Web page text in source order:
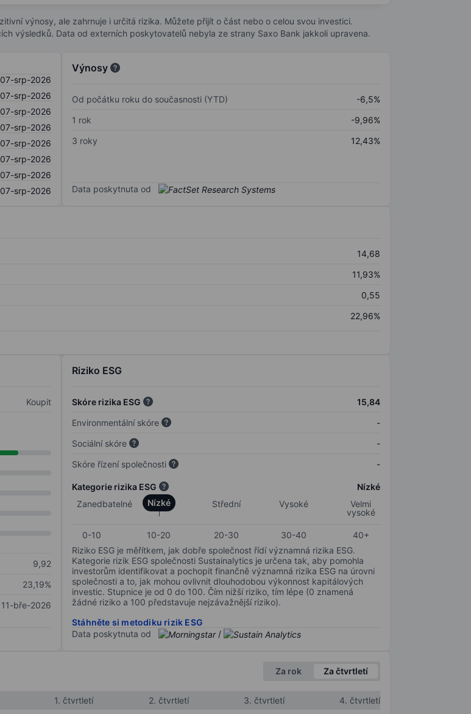
výnosy, ale zahrnuje i určitá rizika. Můžete přijít o část nebo o celou svou investici.
výsledků. Data od externích poskytovatelů nebyla ze strany Saxo Bank jakkoli upravena.
07-srp-2026
07-srp-2026
07-srp-2026
07-srp-2026
07-srp-2026
07-srp-2026
07-srp-2026
07-srp-2026
Výnosy
Od počátku roku do současnosti (YTD)
-6,5%
1 rok
-9,96%
3 roky
12,43%
Data poskytnuta od
14,68
11,93%
0,55
22,96%
Koupit
9,92
23,19%
11-bře-2026
Riziko ESG
Skóre rizika ESG
15,84
Environmentální skóre
-
Sociální skóre
-
Skóre řízení společnosti
-
Kategorie rizika ESG
Nízké
Zanedbatelné
Nízké Střední Vysoké
Velmi
vysoké
0-10 10-20 20-30 30-40
40+
Riziko ESG je měřítkem, jak dobře společnost řídí významná rizika ESG.
Kategorie rizik ESG společnosti Sustainalytics je určena tak, aby pomohla
investorům identifikovat a pochopit finančně významná rizika ESG na úrovni
společnosti a to, jak mohou ovlivnit dlouhodobou výkonnost kapitálových
investic. Stupnice je od 0 do 100. Čím nižší riziko, tím lépe (0 znamená
žádné riziko a 100 představuje nejzávažnější riziko).
Stáhněte si metodiku rizik ESG
Data poskytnuta od
/
Za rok Za čtvrtletí
1. čtvrtletí 2. čtvrtletí 3. čtvrtletí
4. čtvrtletí